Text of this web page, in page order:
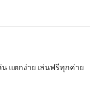
น แตกง่าย เล่นฟรีทุกค่าย